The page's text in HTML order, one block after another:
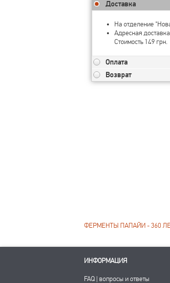
Доставка
На отделение
Адресная
Стоимость 149 грн.
Оплата
Возврат
ФЕРМЕНТЫ ПАПАЙИ - 360
ИНФОРМАЦИЯ
FAQ | вопросы и ответы